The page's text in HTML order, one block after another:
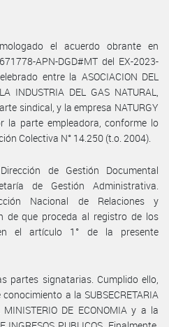
el acuerdo obrante en
APN-DGD#MT del EX-2023-
entre la ASOCIACION DEL
INDUSTRIA DEL GAS NATURAL,
sindical, y la empresa NATURGY
la parte empleadora, conforme lo
Colectiva N° 14.250 (t.o. 2004).
de Gestión Documental
de Gestión Administrativa.
Nacional de Relaciones y
de que proceda al registro de los
el artículo 1° de la presente
partes signatarias. Cumplido ello,
a la SUBSECRETARIA
MINISTERIO DE ECONOMIA y a la